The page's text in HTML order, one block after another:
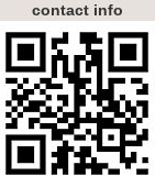
contact info